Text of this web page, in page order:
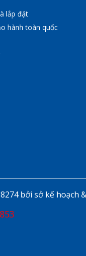
lắp đặt
hành toàn quốc
bởi sở kế hoạch